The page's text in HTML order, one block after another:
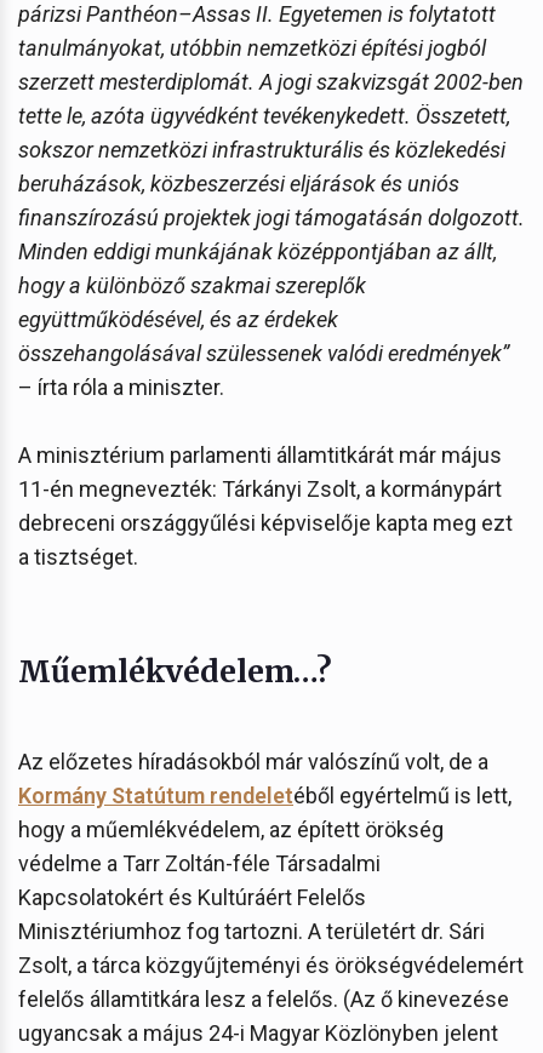
párizsi Panthéon–Assas II. Egyetemen is folytatott
tanulmányokat, utóbbin nemzetközi építési jogból
szerzett mesterdiplomát. A jogi szakvizsgát 2002-ben
tette le, azóta ügyvédként tevékenykedett. Összetett,
sokszor nemzetközi infrastrukturális és közlekedési
beruházások, közbeszerzési eljárások és uniós
finanszírozású projektek jogi támogatásán dolgozott.
Minden eddigi munkájának középpontjában az állt,
hogy a különböző szakmai szereplők
együttműködésével, és az érdekek
összehangolásával szülessenek valódi eredmények”
– írta róla a miniszter.
A minisztérium parlamenti államtitkárát már május
11-én megnevezték: Tárkányi Zsolt, a kormánypárt
debreceni országgyűlési képviselője kapta meg ezt
a tisztséget.
Műemlékvédelem…?
Az előzetes híradásokból már valószínű volt, de a
Kormány Statútum rendeletéből egyértelmű is lett,
hogy a műemlékvédelem, az épített örökség
védelme a Tarr Zoltán-féle Társadalmi
Kapcsolatokért és Kultúráért Felelős
Minisztériumhoz fog tartozni. A területért dr. Sári
Zsolt, a tárca közgyűjteményi és örökségvédelemért
felelős államtitkára lesz a felelős. (Az ő kinevezése
ugyancsak a május 24-i Magyar Közlönyben jelent